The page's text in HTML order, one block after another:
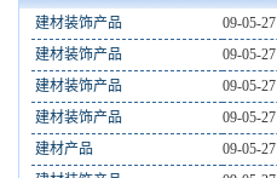
建材装饰产品
09-05-27
建材装饰产品
09-05-27
建材装饰产品
09-05-27
建材装饰产品
09-05-27
建材产品
09-05-27